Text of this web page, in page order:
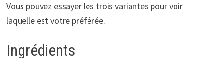
Vous pouvez essayer les trois variantes pour voir
laquelle est votre préférée.
Ingrédients